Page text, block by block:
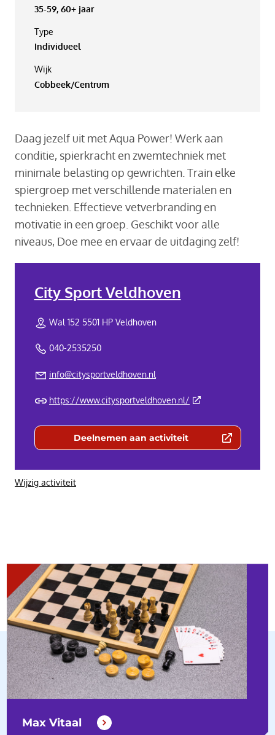
35-59, 60+ jaar
Type
Individueel
Wijk
Cobbeek/Centrum
Daag jezelf uit met Aqua Power! Werk aan
conditie, spierkracht en zwemtechniek met
minimale belasting op gewrichten. Train elke
spiergroep met verschillende materialen en
technieken. Effectieve vetverbranding en
motivatie in een groep. Geschikt voor alle
niveaus, Doe mee en ervaar de uitdaging zelf!
City Sport Veldhoven
Wal 152 5501 HP Veldhoven
040-2535250
info@citysportveldhoven.nl
https://www.citysportveldhoven.nl/ (Deze link gaat naar
Deelnemen aan activiteit(Deze link gaat naar een externe
Wijzig activiteit
Max Vitaal